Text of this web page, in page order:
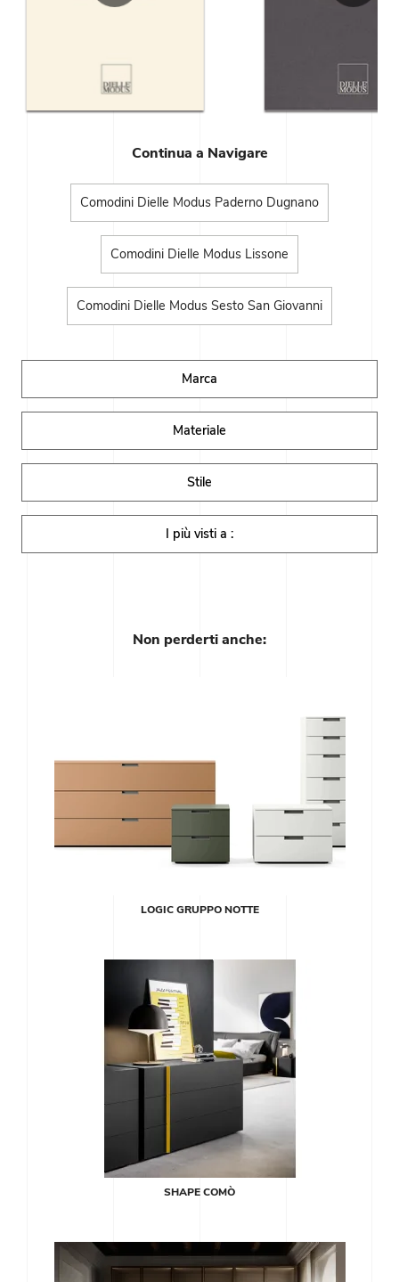
Continua a Navigare
Comodini Dielle Modus Paderno Dugnano
Comodini Dielle Modus Lissone
Comodini Dielle Modus Sesto San Giovanni
Marca
Materiale
Stile
I più visti a :
Non perderti anche:
LOGIC GRUPPO NOTTE
SHAPE COMÒ